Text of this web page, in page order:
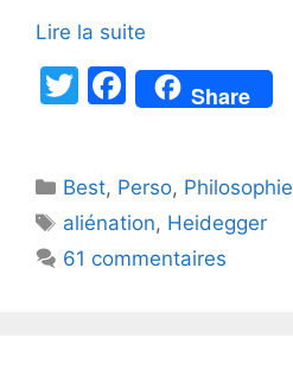
Lire la suite
T
er
F
a
e
b
o
Share
Catégories
Best, Perso, Philosophie
Étiquettes
aliénation, Heidegger
61 commentaires